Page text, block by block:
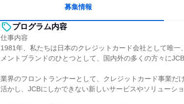
募集情報
プログラム内容
仕事内容
1981年、私たちは日本のクレジットカード会社として唯
メントブランドのひとつとして、国内外の多くの方々に
業界のフロントランナーとして、クレジットカード事業だ
活かし、JCBにしかできない新しいサービスやソリューシ